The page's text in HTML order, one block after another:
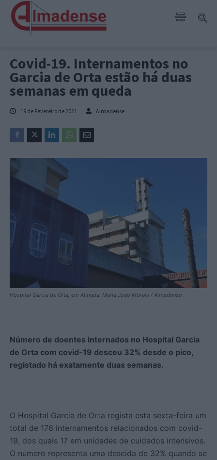
Covid-19. Internamentos no
Garcia de Orta estão há duas
semanas em queda
19 de Fevereiro de 2021 Almadense
Hospital Garcia de Orta, em Almada. Maria João Morais / Almadense
Número de doentes internados no Hospital Garcia
de Orta com covid-19 desceu 32% desde o pico,
registado há exatamente duas semanas.
O Hospital Garcia de Orta regista esta sexta-feira um
total de 176 internamentos relacionados com covid-
19, dos quais 17 em unidades de cuidados intensivos.
O número representa uma descida de 32% quando se